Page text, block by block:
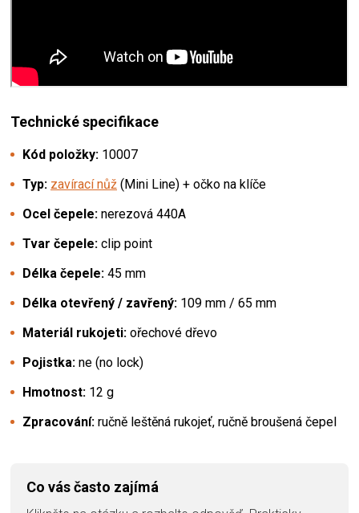
Technické specifikace
Kód položky: 10007
Typ: zavírací nůž (Mini Line) + očko na klíče
Ocel čepele: nerezová 440A
Tvar čepele: clip point
Délka čepele: 45 mm
Délka otevřený / zavřený: 109 mm / 65 mm
Materiál rukojeti: ořechové dřevo
Pojistka: ne (no lock)
Hmotnost: 12 g
Zpracování: ručně leštěná rukojeť, ručně broušená čepel
Co vás často zajímá